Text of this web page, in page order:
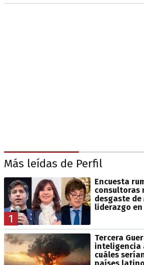
Más leídas de Perfil
1
Encuesta
consultoras
desgaste
liderazgo
Tercera
inteligencia
cuáles